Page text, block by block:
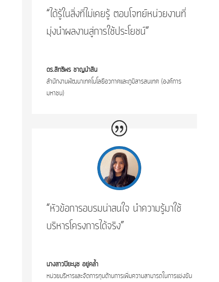
“ได้รู้ในสิ่งที่ไม่เคยรู้ ตอบโจทย์หน่วยงานที่
มุ่งนำผลงานสู่การใช้ประโยชน์”
ดร.สิทธิพร ชาญนำสิน
สำนักงานพัฒนาเทคโนโลยีอวกาศและภูมิสารสนเทศ (องค์การ
มหาชน)
“หัวข้อการอบรมน่าสนใจ นำความรู้มาใช้
บริหารโครงการได้จริง”
นางสาวปิยะนุช อยู่คล้ำ
หน่วยบริหารและจัดการทุนด้านการเพิ่มความสามารถในการแข่งขัน